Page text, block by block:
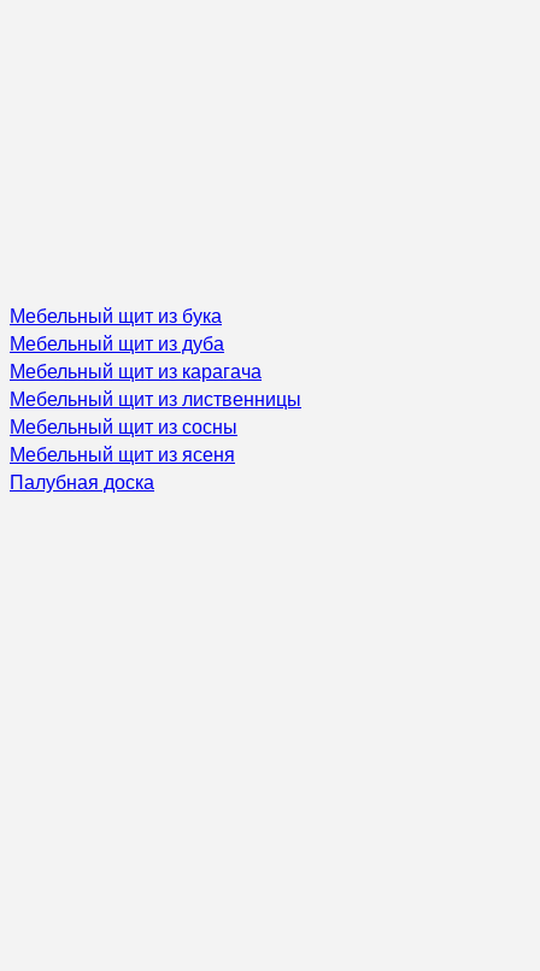
Мебельный щит из бука
Мебельный щит из дуба
Мебельный щит из карагача
Мебельный щит из лиственницы
Мебельный щит из сосны
Мебельный щит из ясеня
Палубная доска